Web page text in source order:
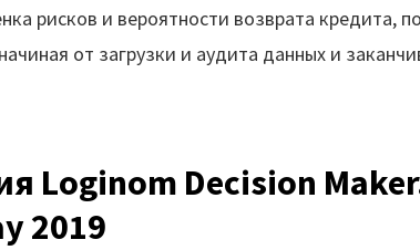
рисков и вероятности возврата кредита,
от загрузки и аудита данных и
Loginom Decision
2019